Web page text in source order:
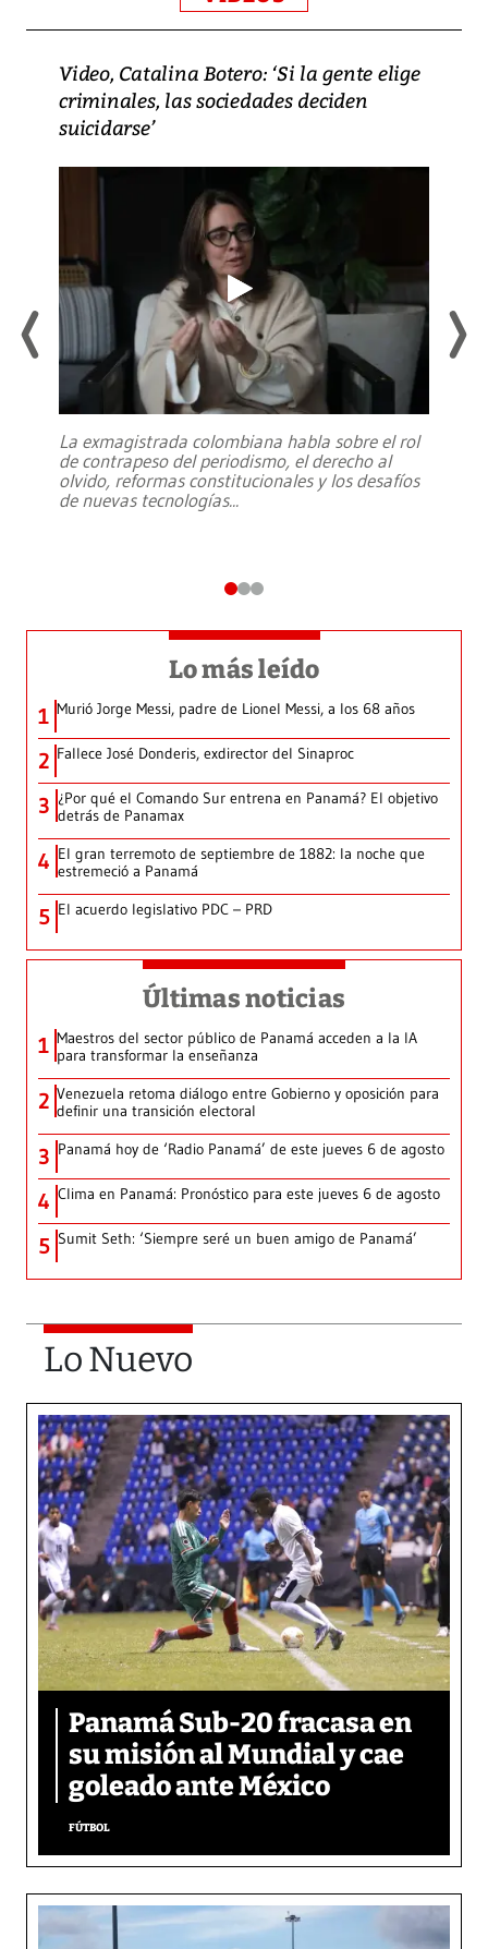
Video, Catalina Botero: ‘Si la gente elige
criminales, las sociedades deciden
suicidarse’
La exmagistrada colombiana habla sobre el rol
de contrapeso del periodismo, el derecho al
olvido, reformas constitucionales y los desafíos
de nuevas tecnologías...
Lo más leído
1 Murió Jorge Messi, padre de Lionel Messi, a los 68 años
2 Fallece José Donderis, exdirector del Sinaproc
3 ¿Por qué el Comando Sur entrena en Panamá? El objetivo
detrás de Panamax
4 El gran terremoto de septiembre de 1882: la noche que
estremeció a Panamá
5 El acuerdo legislativo PDC – PRD
Últimas noticias
1 Maestros del sector público de Panamá acceden a la IA
para transformar la enseñanza
2 Venezuela retoma diálogo entre Gobierno y oposición para
definir una transición electoral
3 Panamá hoy de ‘Radio Panamá’ de este jueves 6 de agosto
4 Clima en Panamá: Pronóstico para este jueves 6 de agosto
5 Sumit Seth: ‘Siempre seré un buen amigo de Panamá’
Lo Nuevo
Panamá Sub-20 fracasa en
su misión al Mundial y cae
goleado ante México
FÚTBOL